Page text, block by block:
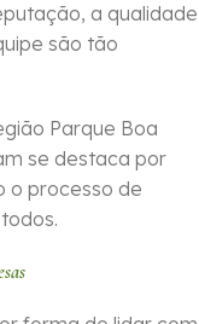
a qualidade
são tão
Parque Boa
se destaca por
o processo de